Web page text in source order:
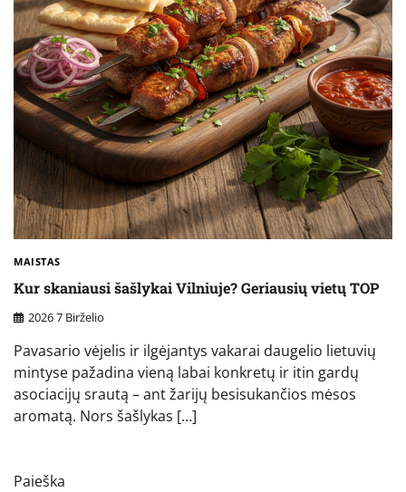
MAISTAS
Kur skaniausi šašlykai Vilniuje? Geriausių vietų TOP
2026 7 Birželio
Pavasario vėjelis ir ilgėjantys vakarai daugelio lietuvių
mintyse pažadina vieną labai konkretų ir itin gardų
asociacijų srautą – ant žarijų besisukančios mėsos
aromatą. Nors šašlykas […]
Paieška